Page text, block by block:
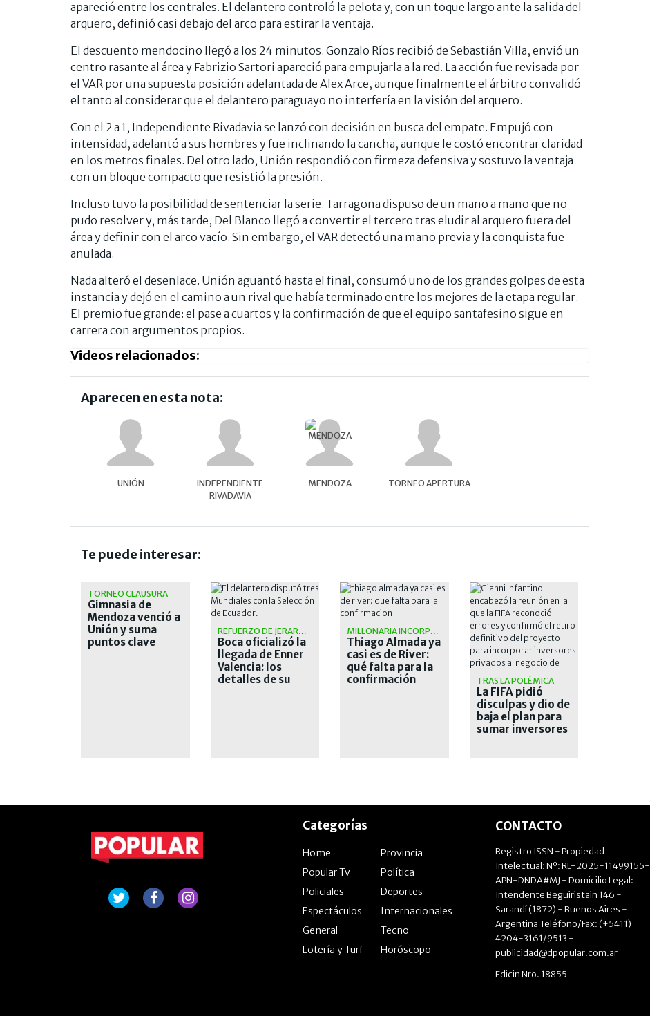
apareció entre los centrales. El delantero controló la pelota y, con un toque largo ante la salida del
arquero, definió casi debajo del arco para estirar la ventaja.
El descuento mendocino llegó a los 24 minutos. Gonzalo Ríos recibió de Sebastián Villa, envió un
centro rasante al área y Fabrizio Sartori apareció para empujarla a la red. La acción fue revisada por
el VAR por una supuesta posición adelantada de Alex Arce, aunque finalmente el árbitro convalidó
el tanto al considerar que el delantero paraguayo no interfería en la visión del arquero.
Con el 2 a 1, Independiente Rivadavia se lanzó con decisión en busca del empate. Empujó con
intensidad, adelantó a sus hombres y fue inclinando la cancha, aunque le costó encontrar claridad
en los metros finales. Del otro lado, Unión respondió con firmeza defensiva y sostuvo la ventaja
con un bloque compacto que resistió la presión.
Incluso tuvo la posibilidad de sentenciar la serie. Tarragona dispuso de un mano a mano que no
pudo resolver y, más tarde, Del Blanco llegó a convertir el tercero tras eludir al arquero fuera del
área y definir con el arco vacío. Sin embargo, el VAR detectó una mano previa y la conquista fue
anulada.
Nada alteró el desenlace. Unión aguantó hasta el final, consumó uno de los grandes golpes de esta
instancia y dejó en el camino a un rival que había terminado entre los mejores de la etapa regular.
El premio fue grande: el pase a cuartos y la confirmación de que el equipo santafesino sigue en
carrera con argumentos propios.
Videos relacionados:
Aparecen en esta nota:
UNIÓN
INDEPENDIENTE
RIVADAVIA
MENDOZA TORNEO APERTURA
Te puede interesar:
TORNEO CLAUSURA
Gimnasia de
Mendoza venció a
Unión y suma
puntos clave
REFUERZO DE JERARQUÍA
Boca oficializó la
llegada de Enner
Valencia: los
detalles de su
MILLONARIA INCORPORACIÓN
Thiago Almada ya
casi es de River:
qué falta para la
confirmación
TRAS LA POLÉMICA
La FIFA pidió
disculpas y dio de
baja el plan para
sumar inversores
Categorías
Home
Provincia
Popular Tv
Política
Policiales
Deportes
Espectáculos
Internacionales
General
Tecno
Lotería y Turf
Horóscopo
CONTACTO
Registro ISSN - Propiedad
Intelectual: Nº: RL-2025-11499155-
APN-DNDA#MJ - Domicilio Legal:
Intendente Beguiristain 146 -
Sarandí (1872) - Buenos Aires -
Argentina Teléfono/Fax: (+5411)
4204-3161/9513 -
publicidad@dpopular.com.ar
Edicin Nro. 18855